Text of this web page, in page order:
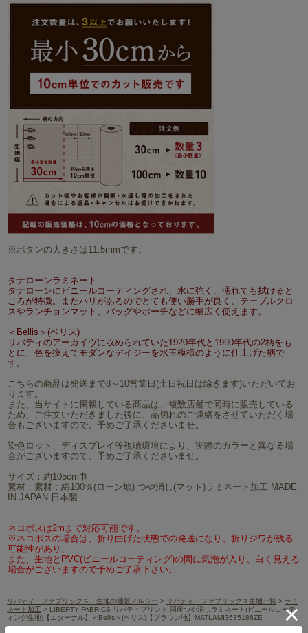
※ボタンの大きさは11.5mmです。
タナローンラミネート
タナローンにビニールコーティングされ、水に強く、濡れても拭けると
ころが特徴。またハリがあるのでとても使い勝手が良く、テーブルクロ
スやランチョンマット、バッグやポーチなどに幅広く使えます。
＜Bellis＞(ベリス)
リバティのアーカイヴに収められていた1920年代と1990年代の2柄をも
とに、色を換えてモダンなデイジーを水玉模様のように仕上げた柄で
す。
こちらの商品は発送まで8～10営業日(土日祝日は除きます)いただいてお
ります。
また、当サイトに掲載している商品は、複数店舗で同時に販売している
ため、ご注文いただきました後に、品切れのご連絡をさせていただく場
合もございますので、予めご了承くださいませ。
染色ロット、ディスプレイ等視聴環境により、実際のカラーと異なる場
合がございますので、予めご了承くださいませ。
サイズ：約105cm巾
素材：素材：綿100％(ローン地) つや消し(マット)ラミネート加工 MADE
IN JAPAN 日本製
ネコポスは2mまで対応可能です。
※ネコポスの場合は、折り曲げた状態での発送になり、折りジワが残る
可能性があり、
また、生地とPVC(ビニールコーティング)の間に気泡が入り、白く見える
場合がございますので予めご了承下さい。
リバティ・ファブリックス、生地の通販メルシー > リバティ・ファブリックス生地一覧 > ラミ
ネート加工 > LIBERTY FABRICS リバティプリント 国産つや消しラミネート(ビニールコーテ
ィング生地)【エターナル】＜Bellis＞(ベリス)【ブラウン地】MATLAMI3635186ZE